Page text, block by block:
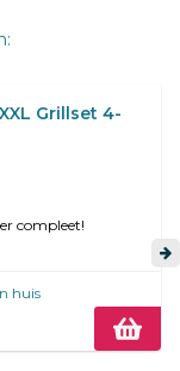
Grillset 4-
compleet!
huis